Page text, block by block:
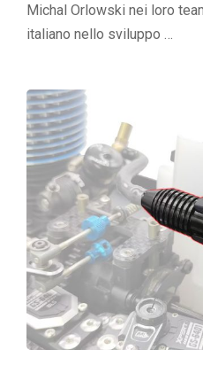
Michal Orlowski nei loro
italiano nello sviluppo …